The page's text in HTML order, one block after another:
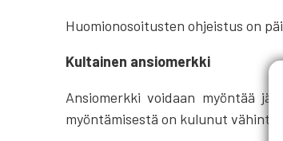
Huomionosoitusten ohjeistus on
Kultainen ansiomerkki
Ansiomerkki voidaan myöntää
myöntämisestä on kulunut